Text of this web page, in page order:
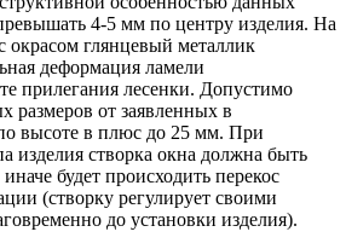
4-5 мм по центру изделия. На
глянцевый металлик
деформация ламели
прилегания лесенки. Допустимо
размеров от заявленных в
высоте в плюс до 25 мм. При
изделия створка окна должна быть
будет происходить перекос
(створку регулирует своими
до установки изделия).